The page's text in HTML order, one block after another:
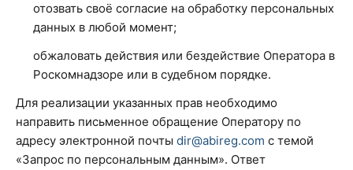
отозвать своё согласие на обработку персональных
данных в любой момент;
обжаловать действия или бездействие Оператора в
Роскомнадзоре или в судебном порядке.
Для реализации указанных прав необходимо
направить письменное обращение Оператору по
адресу электронной почты dir@abireg.com с темой
«Запрос по персональным данным». Ответ